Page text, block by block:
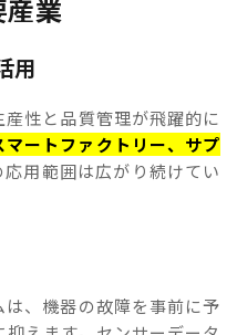
業
用
性と品質管理が飛躍的に
マートファクトリー、サプ
応用範囲は広がり続けてい
、機器の故障を事前に予